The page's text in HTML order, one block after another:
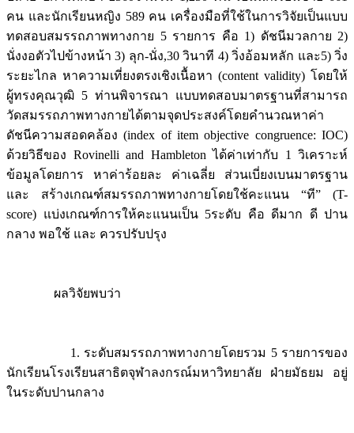
คน และนักเรียนหญิง 589 คน เครื่องมือที่ใช้ในการวิจัยเป็นแบบ
ทดสอบสมรรถภาพทางกาย 5 รายการ คือ 1) ดัชนีมวลกาย 2)
นั่งงอตัวไปข้างหน้า 3) ลุก-นั่ง,30 วินาที 4) วิ่งอ้อมหลัก และ5) วิ่ง
ระยะไกล หาความเที่ยงตรงเชิงเนื้อหา (content validity) โดยให้
ผู้ทรงคุณวุฒิ 5 ท่านพิจารณา แบบทดสอบมาตรฐานที่สามารถ
วัดสมรรถภาพทางกายได้ตามจุดประสงค์โดยคำนวณหาค่า
ดัชนีความสอดคล้อง (index of item objective congruence: IOC)
ด้วยวิธีของ Rovinelli and Hambleton ได้ค่าเท่ากับ 1 วิเคราะห์
ข้อมูลโดยการ หาค่าร้อยละ ค่าเฉลี่ย ส่วนเบี่ยงเบนมาตรฐาน
และ สร้างเกณฑ์สมรรถภาพทางกายโดยใช้คะแนน “ที” (T-
score) แบ่งเกณฑ์การให้คะแนนเป็น 5ระดับ คือ ดีมาก ดี ปาน
กลาง พอใช้ และ ควรปรับปรุง
ผลวิจัยพบว่า
1. ระดับสมรรถภาพทางกายโดยรวม 5 รายการของ
นักเรียนโรงเรียนสาธิตจุฬาลงกรณ์มหาวิทยาลัย ฝ่ายมัธยม อยู่
ในระดับปานกลาง